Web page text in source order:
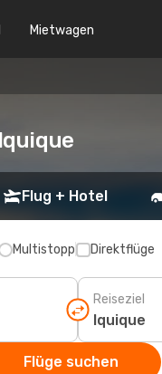
Mietwagen
Flug + Hotel
Multistopp Direktflüge
Reiseziel
Flüge suchen